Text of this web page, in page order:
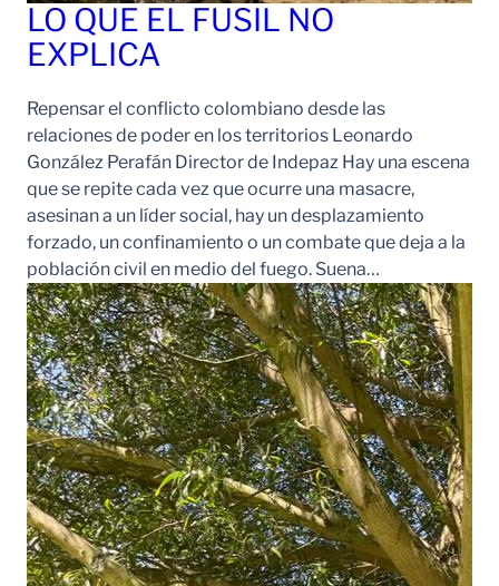
LO QUE EL FUSIL NO
EXPLICA
Repensar el conflicto colombiano desde las
relaciones de poder en los territorios Leonardo
González Perafán Director de Indepaz Hay una escena
que se repite cada vez que ocurre una masacre,
asesinan a un líder social, hay un desplazamiento
forzado, un confinamiento o un combate que deja a la
población civil en medio del fuego. Suena…